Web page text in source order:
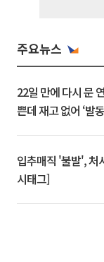
주요뉴스
22일 만에 다시 문
쁜데 재고 없어 ‘발
입추매직 '불발', 처
시태그]